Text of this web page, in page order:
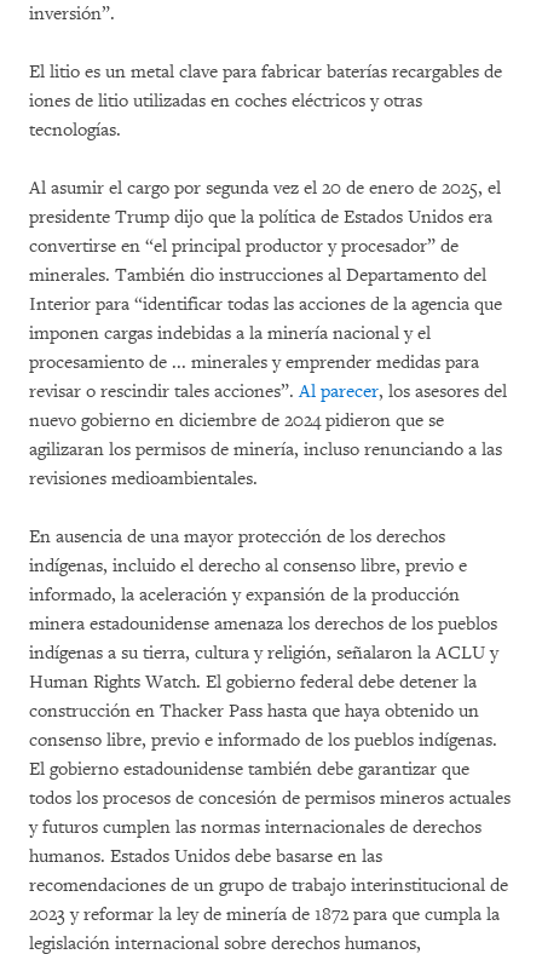
inversión”.
El litio es un metal clave para fabricar baterías recargables de
iones de litio utilizadas en coches eléctricos y otras
tecnologías.
Al asumir el cargo por segunda vez el 20 de enero de 2025, el
presidente Trump dijo que la política de Estados Unidos era
convertirse en “el principal productor y procesador” de
minerales. También dio instrucciones al Departamento del
Interior para “identificar todas las acciones de la agencia que
imponen cargas indebidas a la minería nacional y el
procesamiento de ... minerales y emprender medidas para
revisar o rescindir tales acciones”.Al parecer, los asesores del
nuevo gobierno en diciembre de 2024 pidieron que se
agilizaran los permisos de minería, incluso renunciando a las
revisiones medioambientales.
En ausencia de una mayor protección de los derechos
indígenas, incluido el derecho al consenso libre, previo e
informado, la aceleración y expansión de la producción
minera estadounidense amenaza los derechos de los pueblos
indígenas a su tierra, cultura y religión, señalaron la ACLU y
Human Rights Watch. El gobierno federal debe detener la
construcción en Thacker Pass hasta que haya obtenido un
consenso libre, previo e informado de los pueblos indígenas.
El gobierno estadounidense también debe garantizar que
todos los procesos de concesión de permisos mineros actuales
y futuros cumplen las normas internacionales de derechos
humanos. Estados Unidos debe basarse en las
recomendaciones de un grupo de trabajo interinstitucional de
2023 y reformar la ley de minería de 1872 para que cumpla la
legislación internacional sobre derechos humanos,